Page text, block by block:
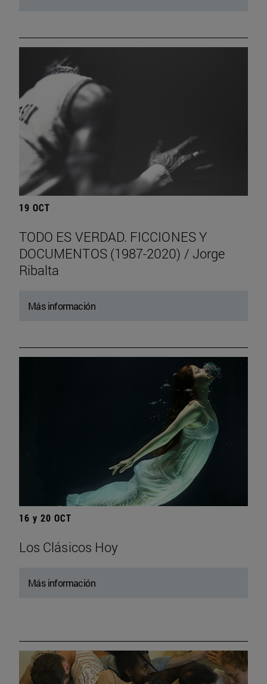
19 OCT
TODO ES VERDAD. FICCIONES Y
DOCUMENTOS (1987-2020) / Jorge
Ribalta
Más información
16 y 20 OCT
Los Clásicos Hoy
Más información